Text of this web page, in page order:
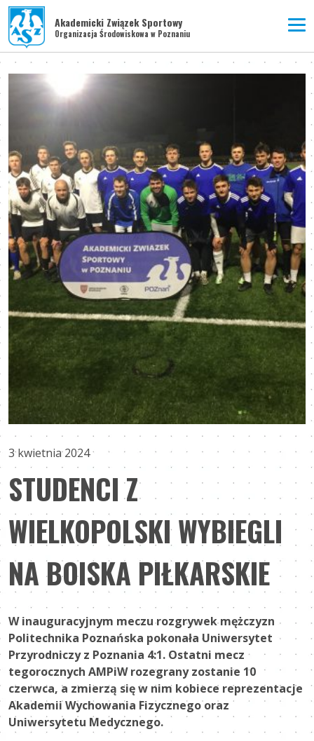
Akademicki Związek Sportowy
Organizacja Środowiskowa w Poznaniu
3 kwietnia 2024
STUDENCI Z
WIELKOPOLSKI WYBIEGLI
NA BOISKA PIŁKARSKIE
W inauguracyjnym meczu rozgrywek mężczyzn
Politechnika Poznańska pokonała Uniwersytet
Przyrodniczy z Poznania 4:1. Ostatni mecz
tegorocznych AMPiW rozegrany zostanie 10
czerwca, a zmierzą się w nim kobiece reprezentacje
Akademii Wychowania Fizycznego oraz
Uniwersytetu Medycznego.